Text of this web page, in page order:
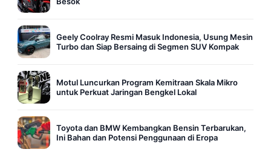
Geely Coolray Resmi Masuk Indonesia, Usung Mesin
Turbo dan Siap Bersaing di Segmen SUV Kompak
Motul Luncurkan Program Kemitraan Skala Mikro
untuk Perkuat Jaringan Bengkel Lokal
Toyota dan BMW Kembangkan Bensin Terbarukan,
Ini Bahan dan Potensi Penggunaan di Eropa